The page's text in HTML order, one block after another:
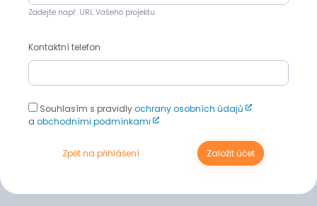
Zadejte např. URL Vašeho projektu
Kontaktní telefon
Souhlasím s pravidlyochrany osobních údajů
a obchodními podmínkami
Zpět na přihlášení Založit účet